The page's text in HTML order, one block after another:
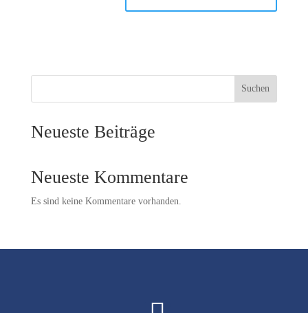
Suchen
Neueste Beiträge
Neueste Kommentare
Es sind keine Kommentare vorhanden.